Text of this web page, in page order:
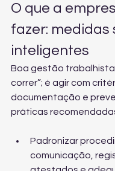
O que a
fazer: medidas
inteligentes
Boa gestão trabalhista
correr”; é agir com
documentação e
práticas
Padronizar
comunicação,